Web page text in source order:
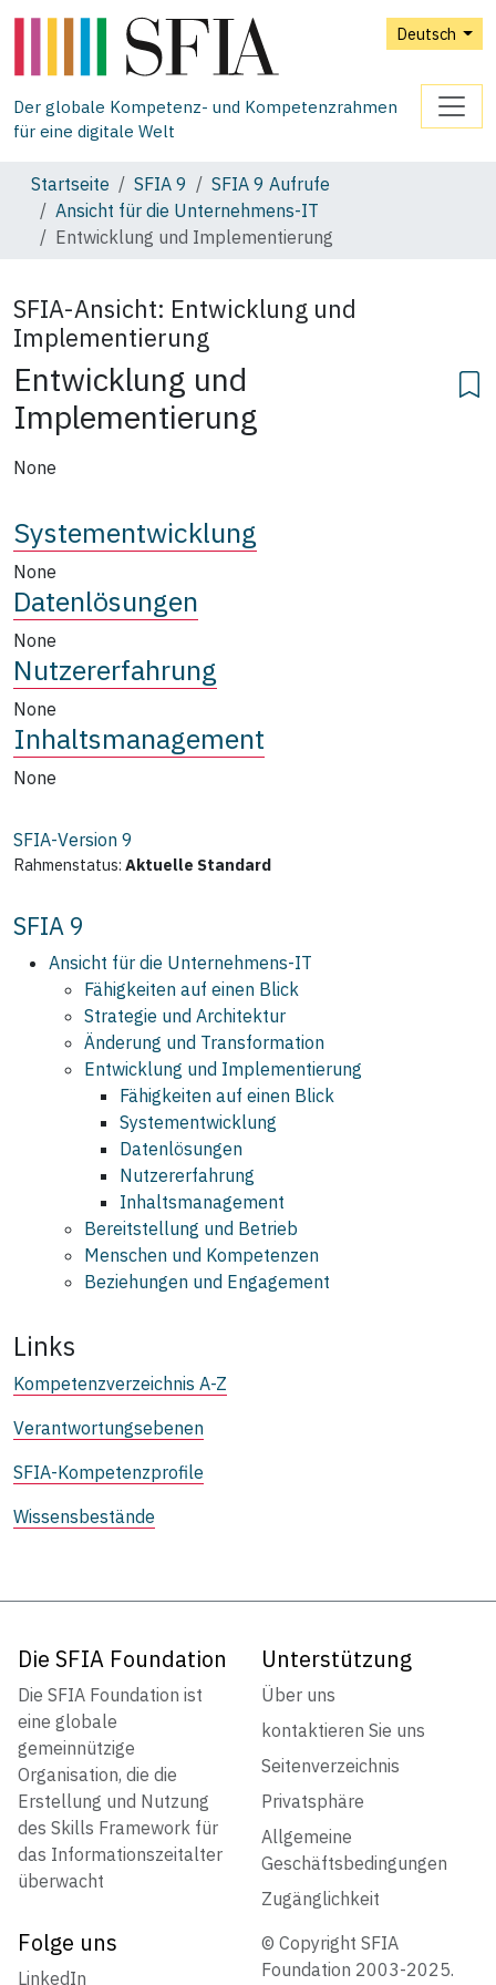
Deutsch
Der globale Kompetenz- und Kompetenzrahmen
für eine digitale Welt
Startseite SFIA 9
SFIA 9 Aufrufe
Ansicht für die Unternehmens‑IT
Entwicklung und Implementierung
SFIA-Ansicht: Entwicklung und
Implementierung
Entwicklung und
Implementierung
None
Systementwicklung
None
Datenlösungen
None
Nutzererfahrung
None
Inhaltsmanagement
None
SFIA-Version 9
Rahmenstatus: Aktuelle Standard
SFIA 9
Ansicht für die Unternehmens‑IT
Fähigkeiten auf einen Blick
Strategie und Architektur
Änderung und Transformation
Entwicklung und Implementierung
Fähigkeiten auf einen Blick
Systementwicklung
Datenlösungen
Nutzererfahrung
Inhaltsmanagement
Bereitstellung und Betrieb
Menschen und Kompetenzen
Beziehungen und Engagement
Links
Kompetenzverzeichnis A-Z
Verantwortungsebenen
SFIA-Kompetenzprofile
Wissensbestände
Die SFIA Foundation
Die SFIA Foundation ist
eine globale
gemeinnützige
Organisation, die die
Erstellung und Nutzung
des Skills Framework für
das Informationszeitalter
überwacht
Unterstützung
Über uns
kontaktieren Sie uns
Seitenverzeichnis
Privatsphäre
Allgemeine
Geschäftsbedingungen
Zugänglichkeit
Folge uns
LinkedIn
© Copyright SFIA
Foundation 2003-2025.